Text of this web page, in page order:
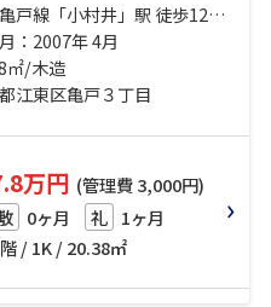
戸線「小村井」駅 徒歩12分
亀戸」駅 徒歩9分 総武線
町」駅 徒歩19分
：2007年 4月
㎡/木造
江東区亀戸３丁目
万円 (管理費 3,000円)
0ヶ月 礼 1ヶ月
/ 1K / 20.38㎡